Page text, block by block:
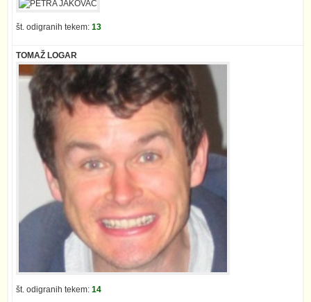
št. odigranih tekem: 13
TOMAŽ LOGAR
št. odigranih tekem: 14